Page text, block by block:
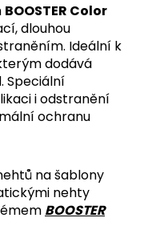
BOOSTER Color
dlouhou
Ideální k
dodává
Speciální
i odstranění
ochranu
na šablony
nehty
BOOSTER